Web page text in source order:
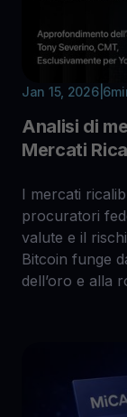
Jan 15, 2026| 6
Analisi di
Mercati
I mercati
procuratori
valute e il
Bitcoin funge
dell’oro e alla